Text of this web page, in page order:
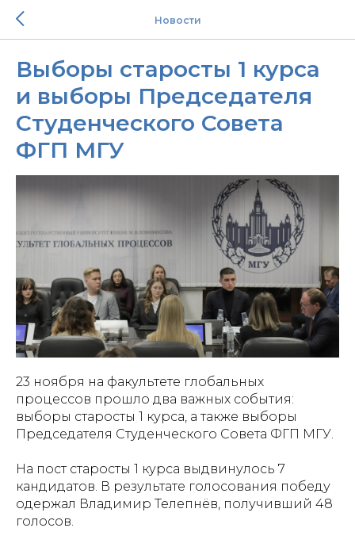
Новости
Выборы старосты 1 курса
и выборы Председателя
Студенческого Совета
ФГП МГУ
23 ноября на факультете глобальных
процессов прошло два важных события:
выборы старосты 1 курса, а также выборы
Председателя Студенческого Совета ФГП МГУ.
На пост старосты 1 курса выдвинулось 7
кандидатов. В результате голосования победу
одержал Владимир Телепнёв, получивший 48
голосов.